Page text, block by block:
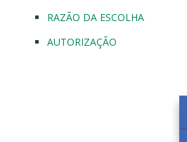
RAZÃO DA ESCOLHA
AUTORIZAÇÃO